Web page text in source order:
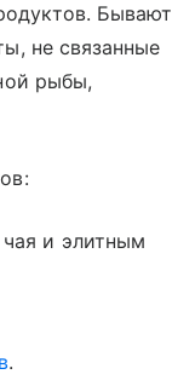
Бывают
не связанные
рыбы,
и элитным
.